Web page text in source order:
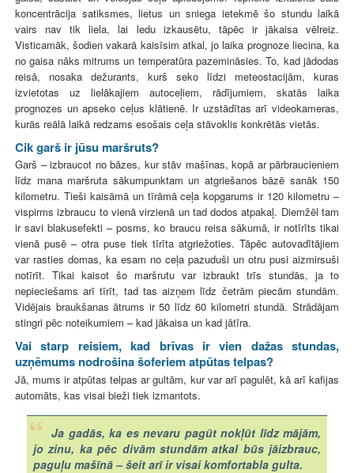
koncentrācija satiksmes, lietus un sniega ietekmē šo stundu laikā
vairs nav tik liela, lai ledu izkausētu, tāpēc ir jākaisa vēlreiz.
Visticamāk, šodien vakarā kaisīsim atkal, jo laika prognoze liecina, ka
no gaisa nāks mitrums un temperatūra pazemināsies. To, kad jādodas
reisā, nosaka dežurants, kurš seko līdzi meteostacijām, kuras
izvietotas uz lielākajiem autoceļiem, rādījumiem, skatās laika
prognozes un apseko ceļus klātienē. Ir uzstādītas arī videokameras,
kurās reālā laikā redzams esošais ceļa stāvoklis konkrētās vietās.
Cik garš ir jūsu maršruts?
Garš – izbraucot no bāzes, kur stāv mašīnas, kopā ar pārbraucieniem
līdz mana maršruta sākumpunktam un atgriešanos bāzē sanāk 150
kilometru. Tieši kaisāmā un tīrāmā ceļa kopgarums ir 120 kilometru –
vispirms izbraucu to vienā virzienā un tad dodos atpakaļ. Diemžēl tam
ir savi blakusefekti – posms, ko braucu reisa sākumā, ir notīrīts tikai
vienā pusē – otra puse tiek tīrīta atgriežoties. Tāpēc autovadītājiem
var rasties domas, ka esam no ceļa pazuduši un otru pusi aizmirsuši
notīrīt. Tikai kaisot šo maršrutu var izbraukt trīs stundās, ja to
nepieciešams arī tīrīt, tad tas aizņem līdz četrām piecām stundām.
Vidējais braukšanas ātrums ir 50 līdz 60 kilometri stundā. Strādājam
stingri pēc noteikumiem – kad jākaisa un kad jātīra.
Vai starp reisiem, kad brīvas ir vien dažas stundas,
uzņēmums nodrošina šoferiem atpūtas telpas?
Jā, mums ir atpūtas telpas ar gultām, kur var arī pagulēt, kā arī kafijas
automāts, kas visai bieži tiek izmantots.
Ja gadās, ka es nevaru pagūt nokļūt līdz mājām,
jo zinu, ka pēc divām stundām atkal būs jāizbrauc,
paguļu mašīnā – šeit arī ir visai komfortabla gulta.